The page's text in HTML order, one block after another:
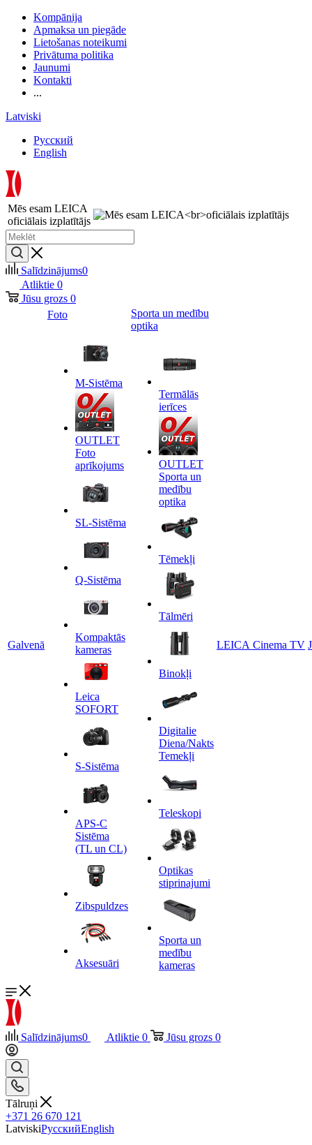
Kompānija
Apmaksa un piegāde
Lietošanas noteikumi
Privātuma politika
Jaunumi
Kontakti
...
Latviski
Русский
English
Mēs esam LEICA
oficiālais izplatītājs
Salīdzinājums0
Atliktie 0
Jūsu grozs 0
Galvenā
Foto
M-Sistēma
OUTLET
Foto
aprīkojums
SL-Sistēma
Q-Sistēma
Kompaktās
kameras
Leica
SOFORT
S-Sistēma
APS-C
Sistēma
(TL un CL)
Zibspuldzes
Aksesuāri
Sporta un medību
optika
Termālās
ierīces
OUTLET
Sporta un
medību
optika
Tēmekļi
Tālmēri
Binokļi
Digitalie
Diena/Nakts
Temekļi
Teleskopi
Optikas
stiprinajumi
Sporta un
medību
kameras
LEICA Cinema TV
Salīdzinājums0 Atliktie 0 Jūsu grozs 0
Tālruņi
+371 26 670 121
LatviskiРусскийEnglish